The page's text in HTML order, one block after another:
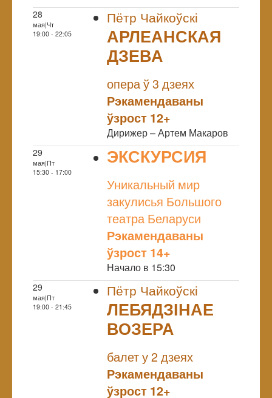
28
мая|Чт
19:00 - 22:05
Пётр Чайкоўскі
АРЛЕАНСКАЯ
ДЗЕВА
опера ў 3 дзеях
Рэкамендаваны
ўзрост 12+
Дирижер – Артем Макаров
29
мая|Пт
15:30 - 17:00
ЭКСКУРСИЯ
Уникальный мир
закулисья Большого
театра Беларуси
Рэкамендаваны
ўзрост 14+
Начало в 15:30
29
мая|Пт
19:00 - 21:45
Пётр Чайкоўскі
ЛЕБЯДЗІНАЕ
ВОЗЕРА
балет у 2 дзеях
Рэкамендаваны
ўзрост 12+